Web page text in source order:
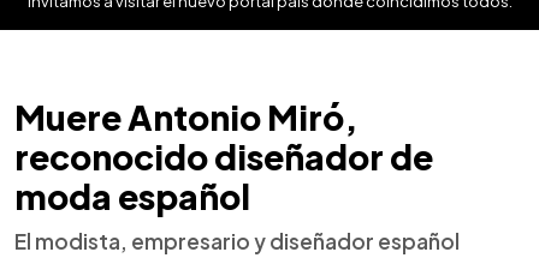
Muere Antonio Miró,
reconocido diseñador de
moda español
El modista, empresario y diseñador español